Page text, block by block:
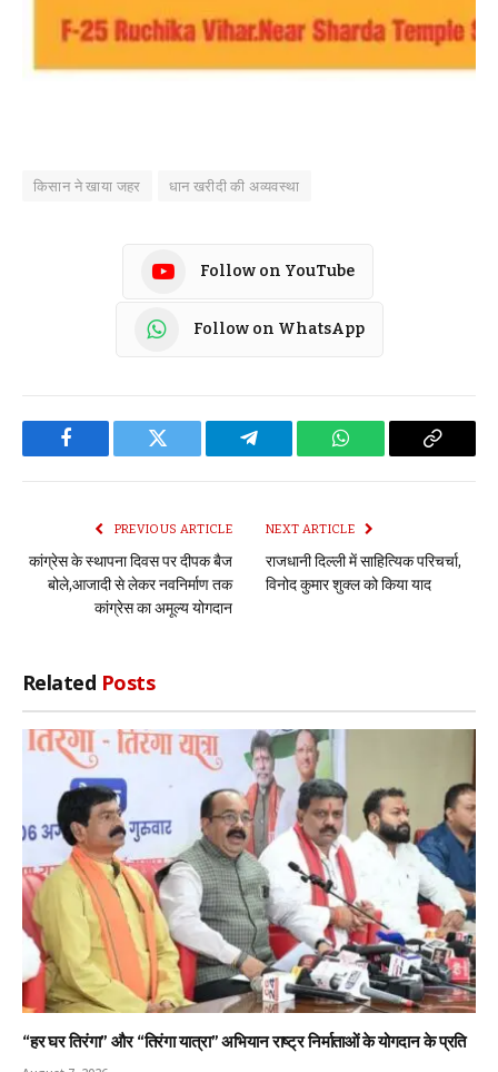
किसान ने खाया जहर धान खरीदी की अव्यवस्था
Follow on YouTube
Follow on WhatsApp
Facebook Twitter Telegram WhatsApp Copy
PREVIOUS ARTICLE
कांग्रेस के स्थापना दिवस पर दीपक बैज
बोले,आजादी से लेकर नवनिर्माण तक
कांग्रेस का अमूल्य योगदान
NEXT ARTICLE
राजधानी दिल्ली में साहित्यिक परिचर्चा,
विनोद कुमार शुक्ल को किया याद
Related Posts
“हर घर तिरंगा” और “तिरंगा यात्रा” अभियान राष्ट्र निर्माताओं के योगदान के प्रति